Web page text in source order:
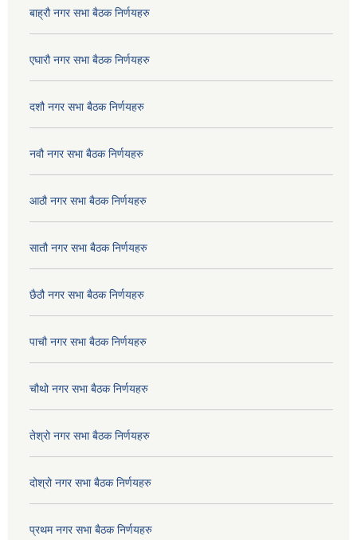
बाह्रौ नगर सभा बैठक निर्णयहरु
एघारौ नगर सभा बैठक निर्णयहरु
दशौ नगर सभा बैठक निर्णयहरु
नवौ नगर सभा बैठक निर्णयहरु
आठौ नगर सभा बैठक निर्णयहरु
सातौ नगर सभा बैठक निर्णयहरु
छैठौ नगर सभा बैठक निर्णयहरु
पाचौ नगर सभा बैठक निर्णयहरु
चौथो नगर सभा बैठक निर्णयहरु
तेश्रो नगर सभा बैठक निर्णयहरु
दोश्रो नगर सभा बैठक निर्णयहरु
प्रथम नगर सभा बैठक निर्णयहरु